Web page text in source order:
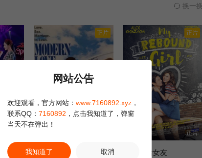
换一换
正片
新潮恋爱 1990
正片
正片
我的备胎女友
网站公告
欢迎观看，官方网站： www.7160892.xyz ，
联系QQ： 7160892 ，点击我知道了，弹窗
当天不在弹出！
我知道了 取消